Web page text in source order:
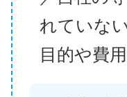
れていな
目的や費